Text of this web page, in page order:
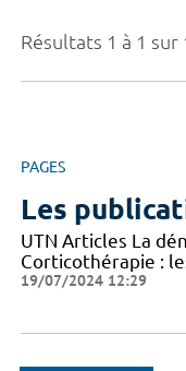
Résultats 1 à 1 sur
PAGES
Les
UTN Articles La
Corticothérapie :
19/07/2024 12:29